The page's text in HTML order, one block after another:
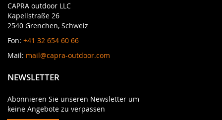
CAPRA outdoor LLC
Kapellstraße 26
2540 Grenchen, Schweiz
Fon: +41 32 654 60 66
Mail: mail@capra-outdoor.com
NEWSLETTER
Abonnieren Sie unseren Newsletter um
keine Angebote zu verpassen